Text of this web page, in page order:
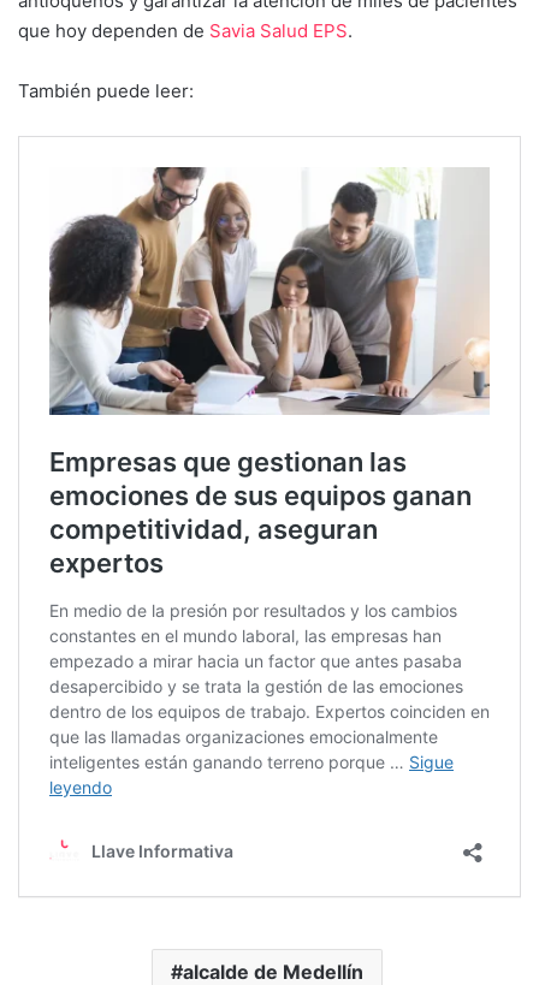
que hoy dependen de Savia Salud EPS.
También puede leer:
alcalde de Medellín